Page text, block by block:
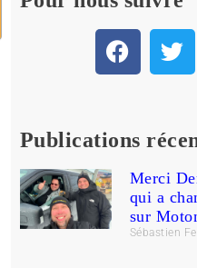
Publications
Merci
qui a
sur
Sébastien